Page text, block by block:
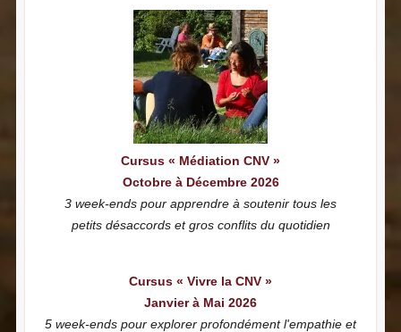
Cursus « Médiation CNV »
Octobre à Décembre 2026
3 week-ends pour apprendre à soutenir tous les
petits désaccords et gros conflits du quotidien
Cursus « Vivre la CNV »
Janvier à Mai 2026
5 week-ends pour explorer profondément l'empathie et